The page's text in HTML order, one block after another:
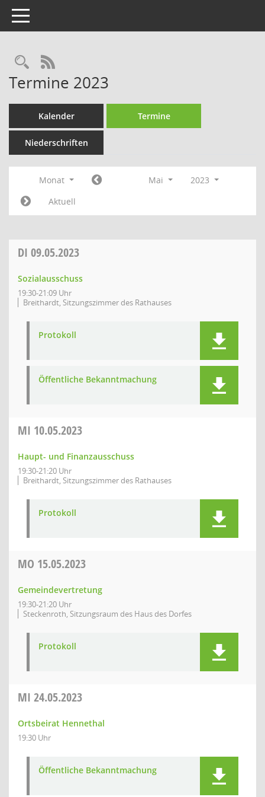
Toggle navigation
Rechercheauswahl
RSS-Feed
Termine 2023
Kalender Termine
Niederschriften
Monat Mai
2023
Aktuell
DI 09.05.2023
Sozialausschuss
19:30-21:09 Uhr
Breithardt, Sitzungszimmer des Rathauses
Protokoll
Öffentliche Bekanntmachung
MI 10.05.2023
Haupt- und Finanzausschuss
19:30-21:20 Uhr
Breithardt, Sitzungszimmer des Rathauses
Protokoll
MO 15.05.2023
Gemeindevertretung
19:30-21:20 Uhr
Steckenroth, Sitzungsraum des Haus des Dorfes
Protokoll
MI 24.05.2023
Ortsbeirat Hennethal
19:30 Uhr
Öffentliche Bekanntmachung